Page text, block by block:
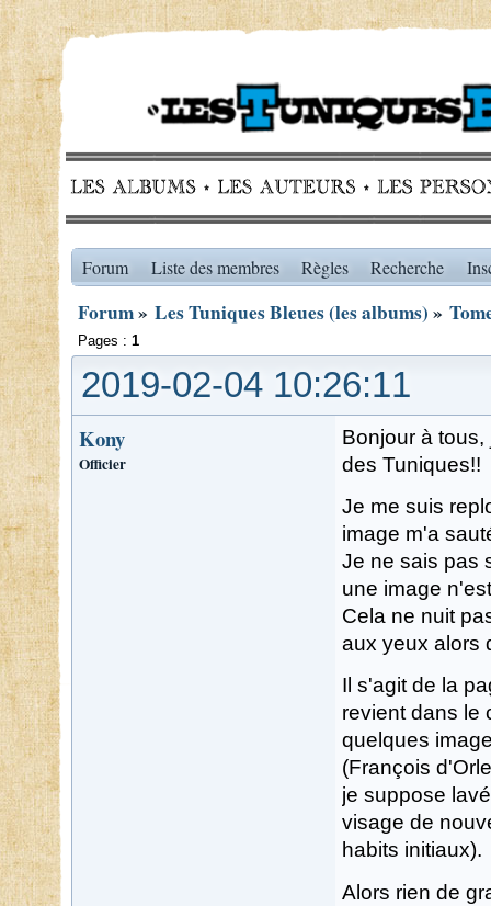
Forum Liste des membres Règles Recherche
Forum» Les Tuniques Bleues (les albums) »
Pages : 1
2019-02-04 10:26:11
Kony
Officier
Bonjour à
des Tuniques!!
Je me suis
image m'a
Je ne sais pas
une image
Cela ne nuit
aux yeux alors
Il s'agit de la
revient dans le
quelques
(François
je suppose
visage de
habits initiaux).
Alors rien de